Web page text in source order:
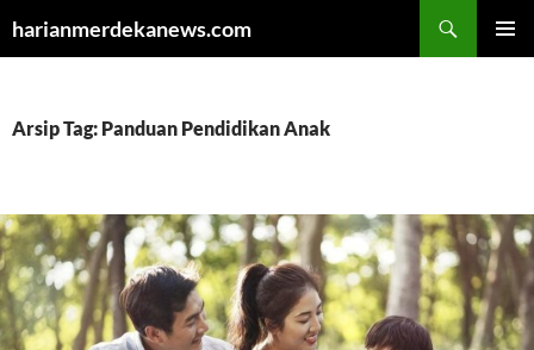
harianmerdekanews.com
Arsip Tag: Panduan Pendidikan Anak